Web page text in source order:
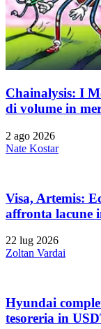
Chainalysis: I
di volume in
2 ago 2026
Nate Kostar
Visa, Artemis:
affronta lacune
22 lug 2026
Zoltan Vardai
Hyundai
tesoreria in